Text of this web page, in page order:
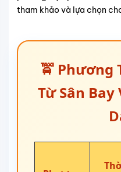
tham khảo và lựa chọn
🚖 Phương
Từ Sân Bay